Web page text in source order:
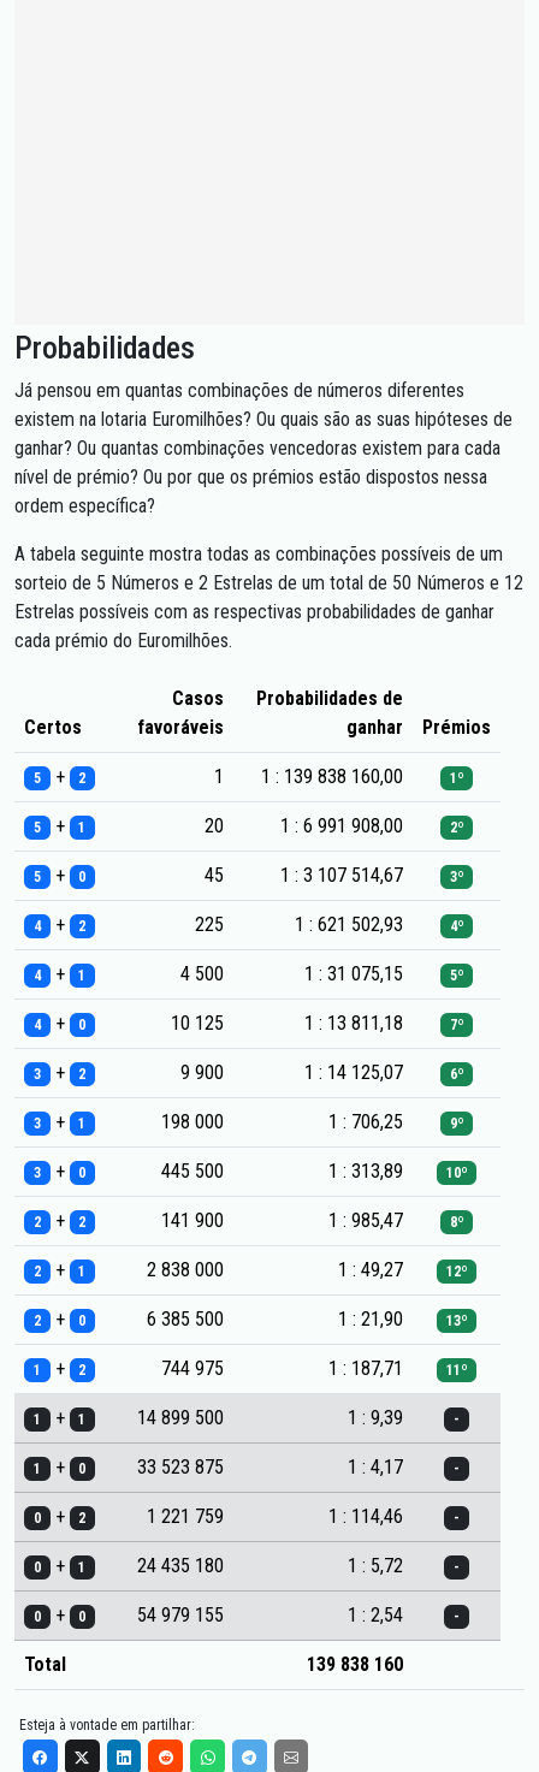
Probabilidades
Já pensou em quantas combinações de números diferentes
existem na lotaria Euromilhões? Ou quais são as suas hipóteses de
ganhar? Ou quantas combinações vencedoras existem para cada
nível de prémio? Ou por que os prémios estão dispostos nessa
ordem específica?
A tabela seguinte mostra todas as combinações possíveis de um
sorteio de 5 Números e 2 Estrelas de um total de 50 Números e 12
Estrelas possíveis com as respectivas probabilidades de ganhar
cada prémio do Euromilhões.
Certos
Casos
favoráveis
Probabilidades de
ganhar
Prémios
5 + 2 1 1 : 139 838 160,00 1º
5 + 1 20 1 : 6 991 908,00 2º
5 + 0 45 1 : 3 107 514,67 3º
4 + 2 225 1 : 621 502,93 4º
4 + 1 4 500 1 : 31 075,15 5º
4 + 0 10 125 1 : 13 811,18 7º
3 + 2 9 900 1 : 14 125,07 6º
3 + 1 198 000 1 : 706,25 9º
3 + 0 445 500 1 : 313,89 10º
2 + 2 141 900 1 : 985,47 8º
2 + 1 2 838 000 1 : 49,27 12º
2 + 0 6 385 500 1 : 21,90 13º
1 + 2 744 975 1 : 187,71 11º
1 + 1 14 899 500 1 : 9,39 -
1 + 0 33 523 875 1 : 4,17 -
0 + 2 1 221 759 1 : 114,46 -
0 + 1 24 435 180 1 : 5,72 -
0 + 0 54 979 155 1 : 2,54 -
Total 139 838 160
Esteja à vontade em partilhar: